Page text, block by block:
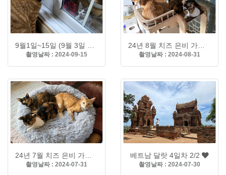
9월1일~15일 (9월 3일 금비 온날)
촬영날짜 : 2024-09-15
24년 8월 치즈 은비 가족
촬영날짜 : 2024-08-31
촬영날짜 : 2024-07-31
베트남 달랏 4일차 2/2
촬영날짜 : 2024-07-30